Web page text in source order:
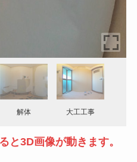
解体 大工工事
と3D画像が動きます。